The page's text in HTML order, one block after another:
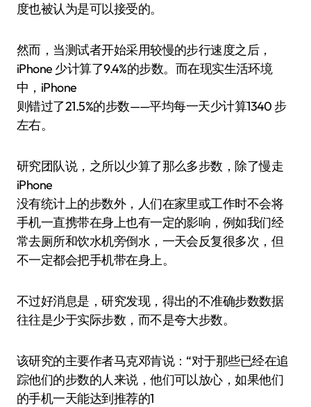
度也被认为是可以接受的。
然而，当测试者开始采用较慢的步行速度之后，
iPhone 少计算了9.4%的步数。而在现实生活环境
中，iPhone
则错过了21.5%的步数——平均每一天少计算1340 步
左右。
研究团队说，之所以少算了那么多步数，除了慢走
iPhone
没有统计上的步数外，人们在家里或工作时不会将
手机一直携带在身上也有一定的影响，例如我们经
常去厕所和饮水机旁倒水，一天会反复很多次，但
不一定都会把手机带在身上。
不过好消息是，研究发现，得出的不准确步数数据
往往是少于实际步数，而不是夸大步数。
该研究的主要作者马克邓肯说：“对于那些已经在追
踪他们的步数的人来说，他们可以放心，如果他们
的手机一天能达到推荐的1